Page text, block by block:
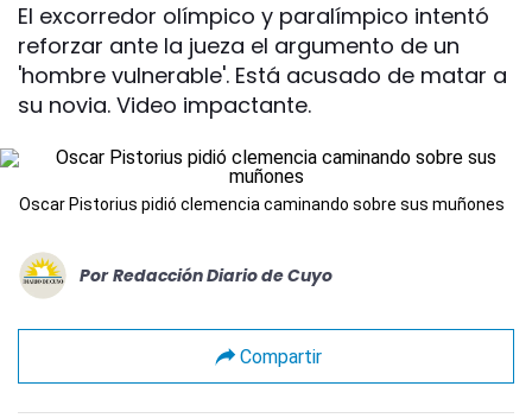
El excorredor olímpico y paralímpico intentó
reforzar ante la jueza el argumento de un
'hombre vulnerable'. Está acusado de matar a
su novia. Video impactante.
Oscar Pistorius pidió clemencia caminando sobre sus muñones
Por Redacción Diario de Cuyo
Compartir